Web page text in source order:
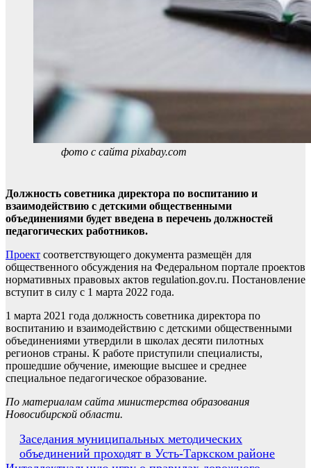
фото с сайта pixabay.com
Должность советника директора по воспитанию и
взаимодействию с детскими общественными
объединениями будет введена в перечень должностей
педагогических работников.
Проект соответствующего документа размещён для
общественного обсуждения на Федеральном портале проектов
нормативных правовых актов regulation.gov.ru. Постановление
вступит в силу с 1 марта 2022 года.
1 марта 2021 года должность советника директора по
воспитанию и взаимодействию с детскими общественными
объединениями утвердили в школах десяти пилотных
регионов страны. К работе приступили специалисты,
прошедшие обучение, имеющие высшее и среднее
специальное педагогическое образование.
По материалам сайта министерства образования
Новосибирской области.
Навигация
по
Заседания муниципальных методических
объединений проходят в Усть-Таркском районе